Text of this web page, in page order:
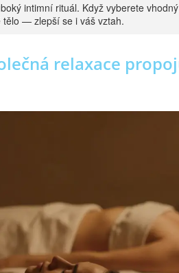
intimní rituál. Když vyberete
tělo — zlepší se i váš vztah.
relaxace